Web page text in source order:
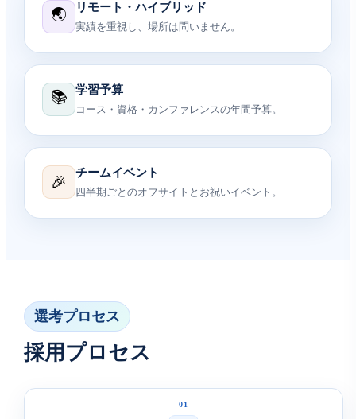
🌏 リモート・ハイブリッド
実績を重視し、場所は問いません。
📚 学習予算
コース・資格・カンファレンスの年間予算。
🎉
チームイベント
四半期ごとのオフサイトとお祝いイベント。
選考プロセス
採用プロセス
01